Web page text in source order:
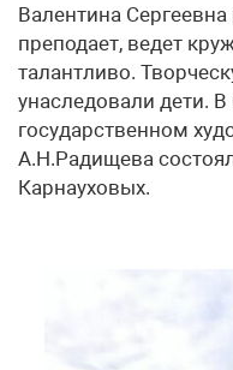
Валентина Сергеевна
преподает, ведет
талантливо.
унаследовали дети.
государственном
А.Н.Радищева
Карнауховых.